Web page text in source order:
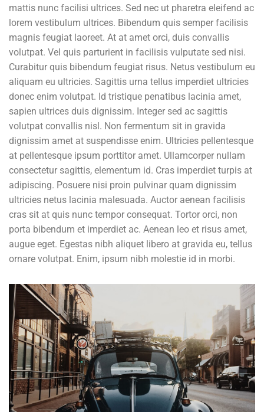
mattis nunc facilisi ultrices. Sed nec ut pharetra eleifend ac
lorem vestibulum ultrices. Bibendum quis semper facilisis
magnis feugiat laoreet. At at amet orci, duis convallis
volutpat. Vel quis parturient in facilisis vulputate sed nisi.
Curabitur quis bibendum feugiat risus. Netus vestibulum eu
aliquam eu ultricies. Sagittis urna tellus imperdiet ultricies
donec enim volutpat. Id tristique penatibus lacinia amet,
sapien ultrices duis dignissim. Integer sed ac sagittis
volutpat convallis nisl. Non fermentum sit in gravida
dignissim amet at suspendisse enim. Ultricies pellentesque
at pellentesque ipsum porttitor amet. Ullamcorper nullam
consectetur sagittis, elementum id. Cras imperdiet turpis at
adipiscing. Posuere nisi proin pulvinar quam dignissim
ultricies netus lacinia malesuada. Auctor aenean facilisis
cras sit at quis nunc tempor consequat. Tortor orci, non
porta bibendum et imperdiet ac. Aenean leo et risus amet,
augue eget. Egestas nibh aliquet libero at gravida eu, tellus
ornare volutpat. Enim, ipsum nibh molestie id in morbi.